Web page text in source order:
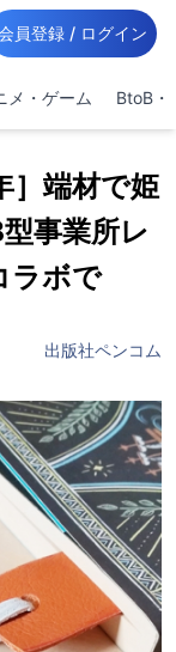
員登録 / ログイン
メ・ゲーム BtoB・
］端材で姫
事業所レ
ラボで
出版社ペンコム